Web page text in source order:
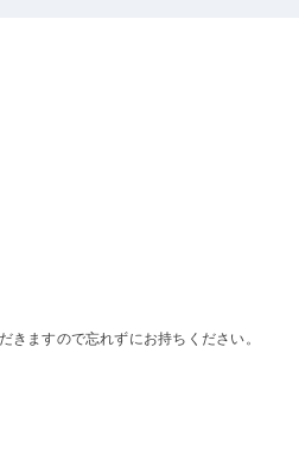
きますので忘れずにお持ちください。